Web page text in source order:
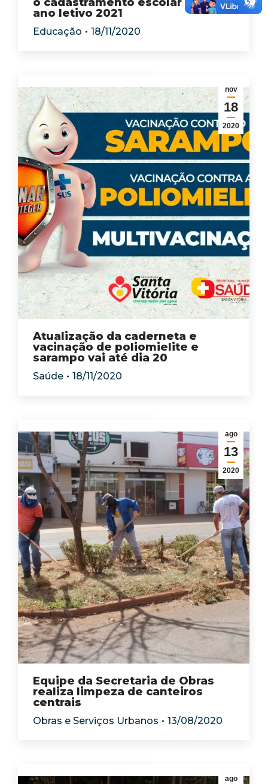
ano letivo 2021
Educação 18/11/2020
nov
18
2020
Atualização da caderneta e
vacinação de poliomielite e
sarampo vai até dia 20
Saúde 18/11/2020
ago
13
2020
Equipe da Secretaria de Obras
realiza limpeza de canteiros
centrais
Obras e Serviços Urbanos 13/08/2020
ago